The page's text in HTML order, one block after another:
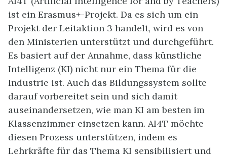
ist ein Erasmus+-Projekt. Da es sich um ein
Projekt der Leitaktion 3 handelt, wird es von
den Ministerien unterstützt und durchgeführt.
Es basiert auf der Annahme, dass künstliche
Intelligenz (KI) nicht nur ein Thema für die
Industrie ist. Auch das Bildungssystem sollte
darauf vorbereitet sein und sich damit
auseinandersetzen, wie man KI am besten im
Klassenzimmer einsetzen kann. AI4T möchte
diesen Prozess unterstützen, indem es
Lehrkräfte für das Thema KI sensibilisiert und